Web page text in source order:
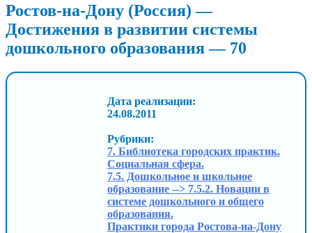
Ростов-на-Дону (Россия) —
Достижения в развитии системы
дошкольного образования — 70
Дата реализации:
24.08.2011
Рубрики:
7. Библиотека городских практик.
Социальная сфера.
7.5. Дошкольное и школьное
образование --> 7.5.2. Новации в
системе дошкольного и общего
образования.
Практики города Ростова-на-Дону